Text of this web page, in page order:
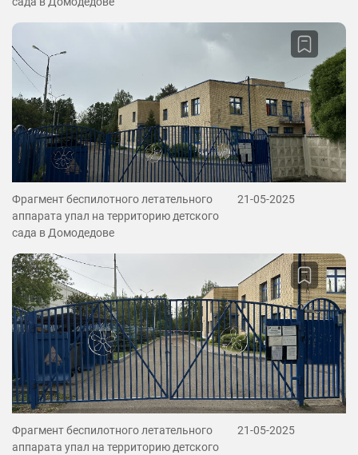
Фрагмент беспилотного летательного
аппарата упал на территорию детского
сада в Домодедове
21-05-2025
Фрагмент беспилотного летательного
аппарата упал на территорию детского
21-05-2025